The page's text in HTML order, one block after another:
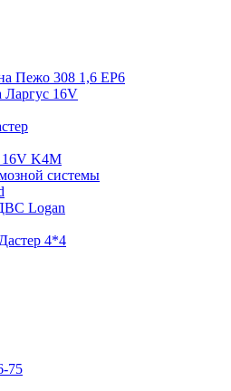
Пежо 308 1,6 EP6
Ларгус 16V
16V K4M
системы
Logan
4*4
75